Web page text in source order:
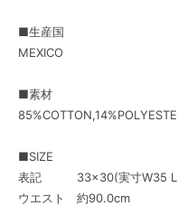
■生産国
MEXICO
■素材
■SIZE
表記 33×30(実寸W35
ウエスト 約90.0cm